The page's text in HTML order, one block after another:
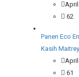
April
62
Panen Eco
Kasih
April
61